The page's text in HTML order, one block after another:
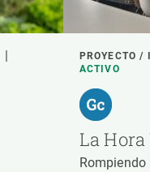
PROYECTO
ACTIVO
La